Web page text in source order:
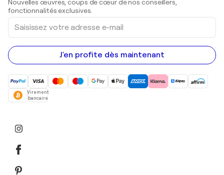
Peintures acryliques
Nouvelles œuvres, coups de cœur de nos conseillers,
fonctionnalités exclusives.
Saisissez
votre
adresse
e-
mail
J'en profite dès maintenant
Virement
bancaire